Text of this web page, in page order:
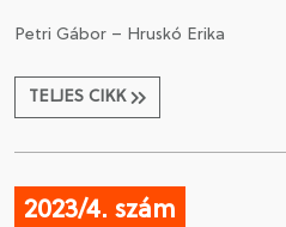
Petri Gábor – Hruskó Erika
TELJES CIKK
2023/4. szám